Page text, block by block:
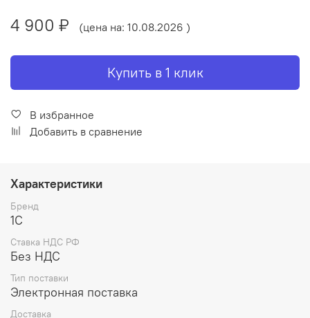
4 900 ₽
(цена на: 10.08.2026 )
Купить в 1 клик
В избранное
Добавить в сравнение
Характеристики
Бренд
1С
Ставка НДС РФ
Без НДС
Тип поставки
Электронная поставка
Доставка